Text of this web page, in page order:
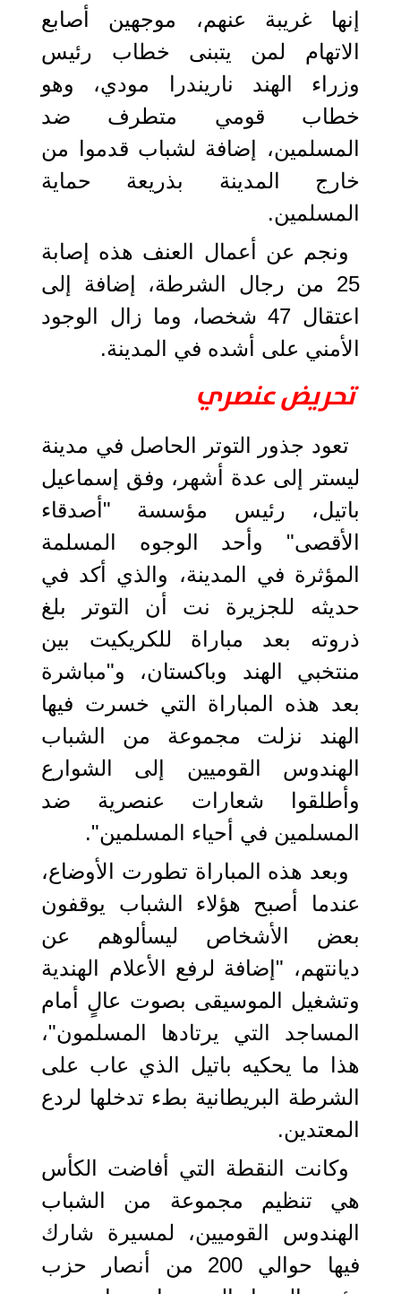
إنها غريبة عنهم، موجهين أصابع
الاتهام لمن يتبنى خطاب رئيس
وزراء الهند ناريندرا مودي، وهو
خطاب قومي متطرف ضد
المسلمين، إضافة لشباب قدموا من
خارج المدينة بذريعة حماية
المسلمين.
ونجم عن أعمال العنف هذه إصابة
25 من رجال الشرطة، إضافة إلى
اعتقال 47 شخصا، وما زال الوجود
الأمني على أشده في المدينة.
تحريض عنصري
تعود جذور التوتر الحاصل في مدينة
ليستر إلى عدة أشهر، وفق إسماعيل
باتيل، رئيس مؤسسة "أصدقاء
الأقصى" وأحد الوجوه المسلمة
المؤثرة في المدينة، والذي أكد في
حديثه للجزيرة نت أن التوتر بلغ
ذروته بعد مباراة للكريكيت بين
منتخبي الهند وباكستان، و"مباشرة
بعد هذه المباراة التي خسرت فيها
الهند نزلت مجموعة من الشباب
الهندوس القوميين إلى الشوارع
وأطلقوا شعارات عنصرية ضد
المسلمين في أحياء المسلمين".
وبعد هذه المباراة تطورت الأوضاع،
عندما أصبح هؤلاء الشباب يوقفون
بعض الأشخاص ليسألوهم عن
ديانتهم، "إضافة لرفع الأعلام الهندية
وتشغيل الموسيقى بصوت عالٍ أمام
المساجد التي يرتادها المسلمون"،
هذا ما يحكيه باتيل الذي عاب على
الشرطة البريطانية بطء تدخلها لردع
المعتدين.
وكانت النقطة التي أفاضت الكأس
هي تنظيم مجموعة من الشباب
الهندوس القوميين، لمسيرة شارك
فيها حوالي 200 من أنصار حزب